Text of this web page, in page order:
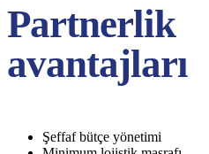
Partnerlik
avantajları
Şeffaf bütçe yönetimi